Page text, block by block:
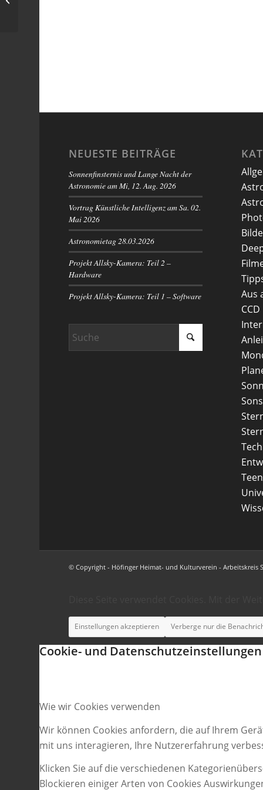
NEUESTE BEITRÄGE
Sonnenfinsternis und Lange Nacht der
Astronomie am Mi, 12. Aug. 2026
Vortrag Künstliche Intelligenz am Sa. 02.
Mai 2026
Astronomietag 28.03.2026
Projekt Allsky-Kamera: Teil 2 –
Hardware
Projekt Allsky-Kamera: Teil 1 – Software
Aus
CCD
© Copyright - Höfinger Heimat- und Kulturverein - Arbeitskreis
Einstellungen akzeptieren Verberge nur die
Cookie- und Datenschutzeinstellungen
Wie wir Cookies verwenden
Wir können Cookies anfordern, die auf Ihrem
mit uns interagieren, Ihre Nutzererfahrung
Klicken Sie auf die verschiedenen
Blockieren einiger Arten von Cookies